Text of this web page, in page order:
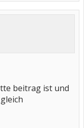
beitrag ist und